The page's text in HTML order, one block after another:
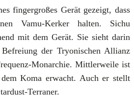
fingergroßes Gerät gezeigt, dass
Vamu-Kerker halten. Sichu
mit dem Gerät. Sie sieht darin
der Tryonischen Allianz
Monarchie. Mittlerweile ist
Koma erwacht. Auch er stellt
Terraner.